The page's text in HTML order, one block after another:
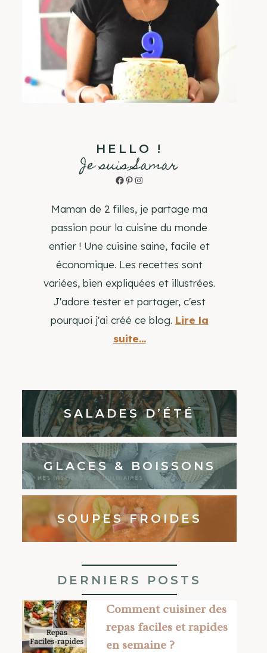
HELLO !
Je suis Samar
Facebook
Pinterest
Instagram
Maman de 2 filles, je partage ma
passion pour la cuisine du monde
entier ! Une cuisine saine, facile et
économique. Les recettes sont
variées, bien expliquées et illustrées.
J'adore tester et partager, c'est
pourquoi j'ai créé ce blog. Lire la
suite...
SALADES D’ÉTÉ
GLACES & BOISSONS
SOUPES FROIDES
DERNIERS POSTS
Comment cuisiner des
repas faciles et rapides
en semaine ?